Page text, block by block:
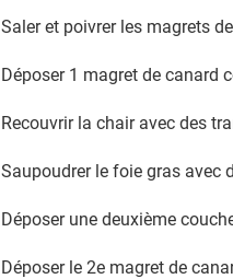
Saler et poivrer les magrets
Déposer 1 magret de canard
Recouvrir la chair avec des
Saupoudrer le foie gras avec
Déposer une deuxième
Déposer le 2e magret de